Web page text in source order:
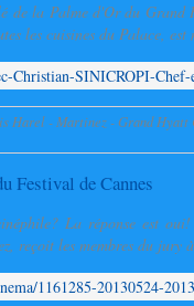
de la Palme d'Or du Grand
les cuisines du Palace,
Harel - Martinez - Grand Hyatt
Festival de Cannes
La réponse est
reçoit les membres du jury
1161285-20130524-